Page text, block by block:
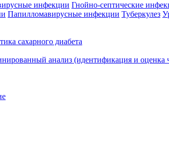
инфекции Гнойно-септические
Папилломавирусные инфекции Туберкулез
сахарного диабета
анализ (идентификация и оценка